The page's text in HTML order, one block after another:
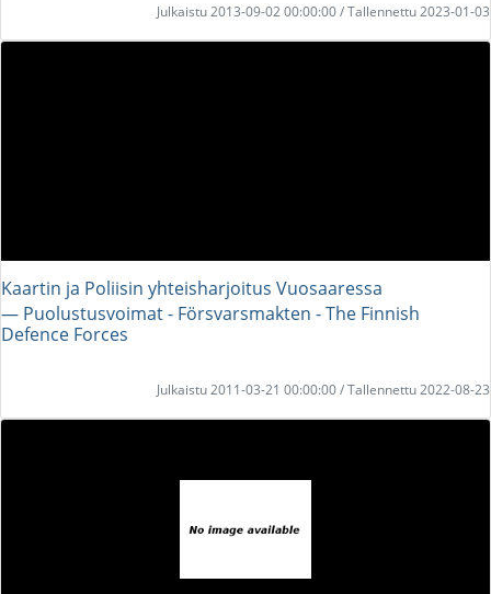
Julkaistu 2013-09-02 00:00:00 / Tallennettu 2023-01-03
Kaartin ja Poliisin yhteisharjoitus Vuosaaressa
― Puolustusvoimat - Försvarsmakten - The Finnish
Defence Forces
Julkaistu 2011-03-21 00:00:00 / Tallennettu 2022-08-23